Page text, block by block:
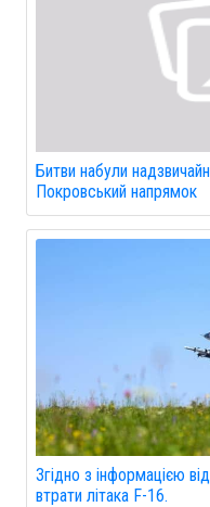
Битви набули
Покровський напрямок
Згідно з інформацією
втрати літака F-16.